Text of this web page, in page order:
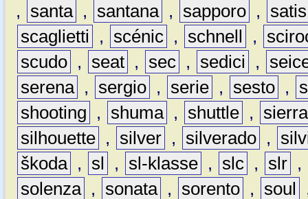
,
santa , santana , sapporo ,
satis
scaglietti
, scénic , schnell ,
scudo , seat , sec , sedici ,
serena , sergio , serie , sesto ,
shooting
, shuma , shuttle ,
sierra
silhouette , silver , silverado ,
škoda , sl , sl-klasse , slc , slr ,
solenza , sonata , sorento , soul